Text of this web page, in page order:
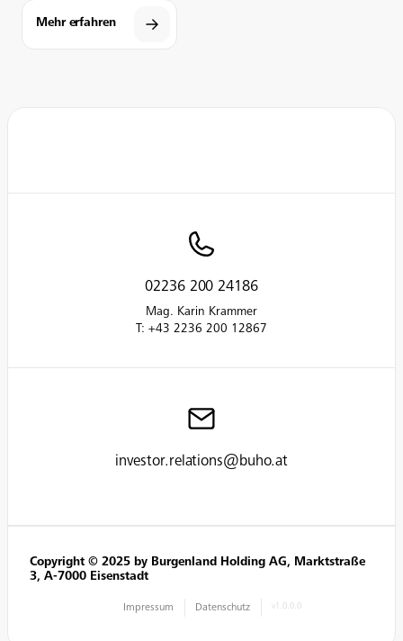
Mehr erfahren
investor.relations@buho.at
02236 200 24186
Mag. Karin Krammer
T: +43 2236 200 12867
Copyright © 2025 by Burgenland Holding AG, Marktstraße
3, A-7000 Eisenstadt
Impressum Datenschutz v1.0.0.0